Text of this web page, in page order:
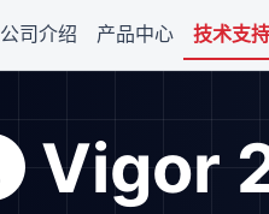
公司介绍 产品中心 技术支
Vigor